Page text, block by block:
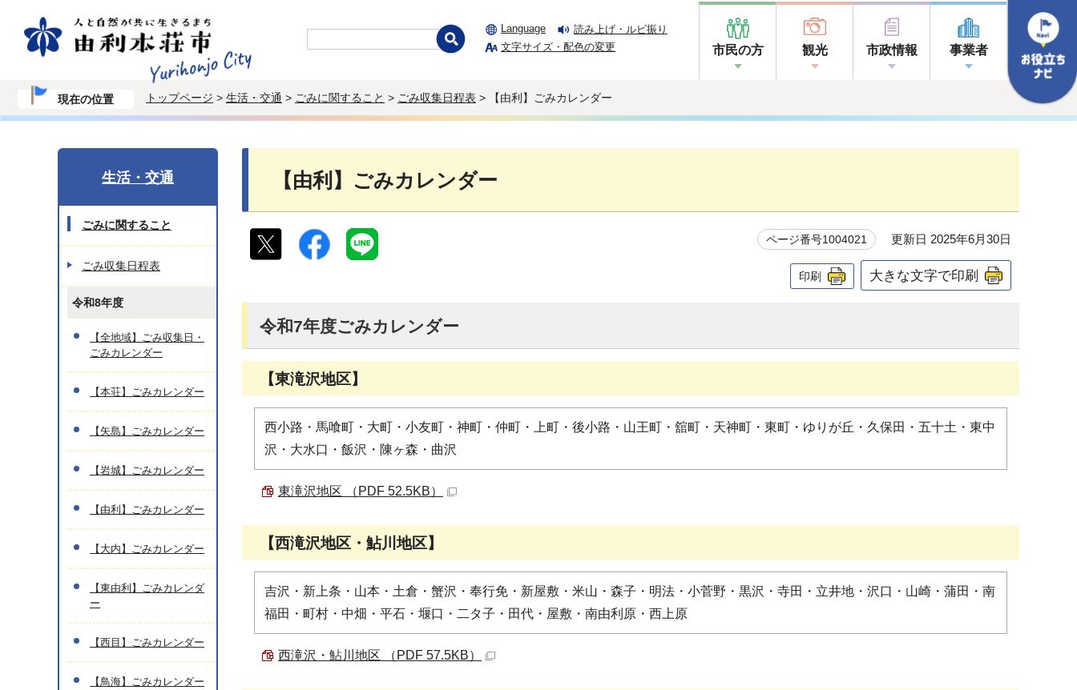
Language
読み上げ・ルビ振り
文字サイズ・配色の変更
市民の方 観光 市政情報 事業者
現在の位置 トップページ > 生活・交通 > ごみに関すること > ごみ収集日程表 > 【由利】ごみカレンダー
【由利】ごみカレンダー
ページ番号1004021 更新日 2025年6月30日
印刷 大きな文字で印刷
令和7年度ごみカレンダー
【東滝沢地区】
西小路・馬喰町・大町・小友町・神町・仲町・上町・後小路・山王町・舘町・天神町・東町・ゆりが丘・久保田・五十土・東中
沢・大水口・飯沢・陳ヶ森・曲沢
東滝沢地区 （PDF 52.5KB）
【西滝沢地区・鮎川地区】
吉沢・新上条・山本・土倉・蟹沢・奉行免・新屋敷・米山・森子・明法・小菅野・黒沢・寺田・立井地・沢口・山崎・蒲田・南
福田・町村・中畑・平石・堰口・二タ子・田代・屋敷・南由利原・西上原
西滝沢・鮎川地区 （PDF 57.5KB）
生活・交通
ごみに関すること
ごみ収集日程表
令和8年度
【全地域】ごみ収集日・
ごみカレンダー
【本荘】ごみカレンダー
【矢島】ごみカレンダー
【岩城】ごみカレンダー
【由利】ごみカレンダー
【大内】ごみカレンダー
【東由利】ごみカレンダ
ー
【西目】ごみカレンダー
【鳥海】ごみカレンダー